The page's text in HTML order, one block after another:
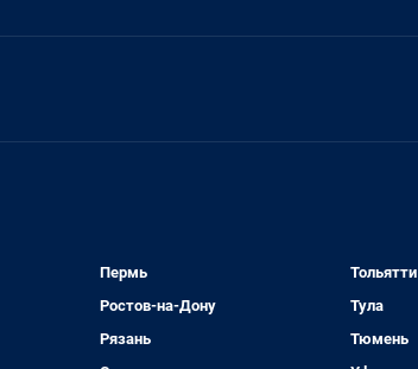
Пермь
Ростов-на-Дону
Рязань
Тольятти
Тула
Тюмень